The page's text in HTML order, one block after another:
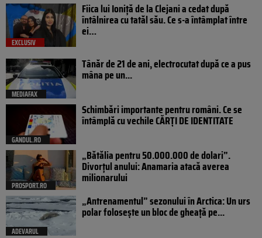
EXCLUSIV
Fiica lui Ioniță de la Clejani a cedat după
întâlnirea cu tatăl său. Ce s-a întâmplat între
ei…
MEDIAFAX
Tânăr de 21 de ani, electrocutat după ce a pus
mâna pe un...
GANDUL.RO
Schimbări importante pentru români. Ce se
întâmplă cu vechile CĂRȚI DE IDENTITATE
PROSPORT.RO
„Bătălia pentru 50.000.000 de dolari”.
Divorțul anului: Anamaria atacă averea
milionarului
ADEVARUL
„Antrenamentul” sezonului în Arctica: Un urs
polar folosește un bloc de gheață pe...